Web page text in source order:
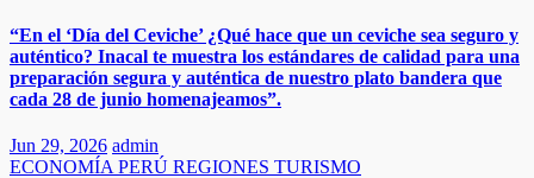
“En el ‘Día del Ceviche’ ¿Qué hace que un ceviche sea seguro y
auténtico? Inacal te muestra los estándares de calidad para una
preparación segura y auténtica de nuestro plato bandera que
cada 28 de junio homenajeamos”.​​
Jun 29, 2026 admin
ECONOMÍA PERÚ REGIONES TURISMO